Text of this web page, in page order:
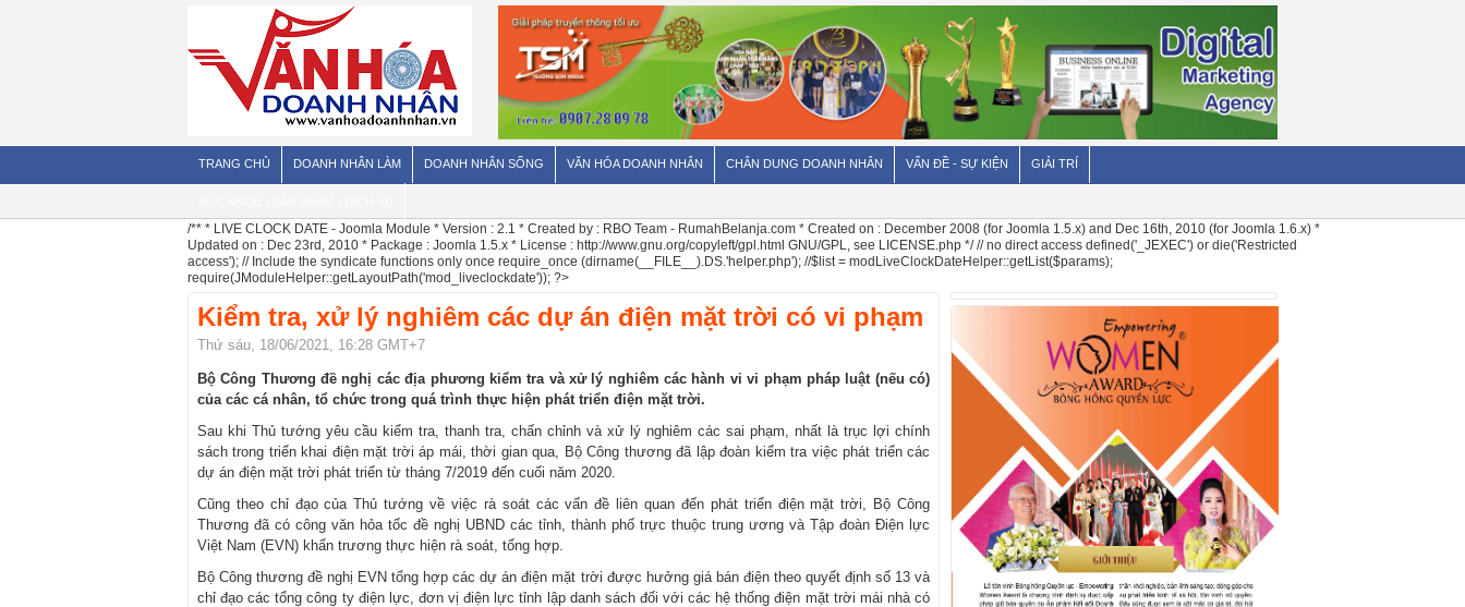
TRANG CHỦ DOANH NHÂN LÀM DOANH NHÂN SỐNG VĂN HÓA DOANH NHÂN CHÂN DUNG DOANH NHÂN VẤN ĐỀ - SỰ KIỆN GIẢI TRÍ
/** * LIVE CLOCK DATE - Joomla Module * Version : 2.1 * Created by : RBO Team - RumahBelanja.com * Created on : December 2008 (for Joomla 1.5.x) and Dec 16th, 2010 (for Joomla 1.6.x) *
Updated on : Dec 23rd, 2010 * Package : Joomla 1.5.x * License : http://www.gnu.org/copyleft/gpl.html GNU/GPL, see LICENSE.php */ // no direct access defined('_JEXEC') or die('Restricted
access'); // Include the syndicate functions only once require_once (dirname(__FILE__).DS.'helper.php'); //$list = modLiveClockDateHelper::getList($params);
require(JModuleHelper::getLayoutPath('mod_liveclockdate')); ?>
Kiểm tra, xử lý nghiêm các dự án điện mặt trời có vi phạm
Thứ sáu, 18/06/2021, 16:28 GMT+7
Bộ Công Thương đề nghị các địa phương kiểm tra và xử lý nghiêm các hành vi vi phạm pháp luật (nếu có)
của các cá nhân, tổ chức trong quá trình thực hiện phát triển điện mặt trời.
Sau khi Thủ tướng yêu cầu kiểm tra, thanh tra, chấn chỉnh và xử lý nghiêm các sai phạm, nhất là trục lợi chính
sách trong triển khai điện mặt trời áp mái, thời gian qua, Bộ Công thương đã lập đoàn kiểm tra việc phát triển các
dự án điện mặt trời phát triển từ tháng 7/2019 đến cuối năm 2020.
Cũng theo chỉ đạo của Thủ tướng về việc rà soát các vấn đề liên quan đến phát triển điện mặt trời, Bộ Công
Thương đã có công văn hỏa tốc đề nghị UBND các tỉnh, thành phố trực thuộc trung ương và Tập đoàn Điện lực
Việt Nam (EVN) khẩn trương thực hiện rà soát, tổng hợp.
Bộ Công thương đề nghị EVN tổng hợp các dự án điện mặt trời được hưởng giá bán điện theo quyết định số 13 và
chỉ đạo các tổng công ty điện lực, đơn vị điện lực tỉnh lập danh sách đối với các hệ thống điện mặt trời mái nhà có